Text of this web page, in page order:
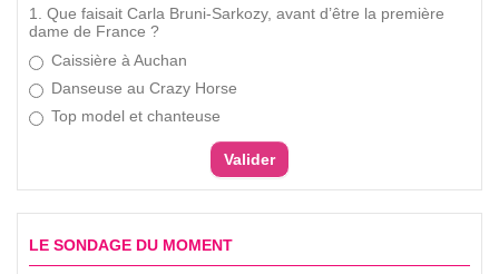
1. Que faisait Carla Bruni-Sarkozy, avant d’être la première
dame de France ?
Caissière à Auchan
Danseuse au Crazy Horse
Top model et chanteuse
LE SONDAGE DU MOMENT